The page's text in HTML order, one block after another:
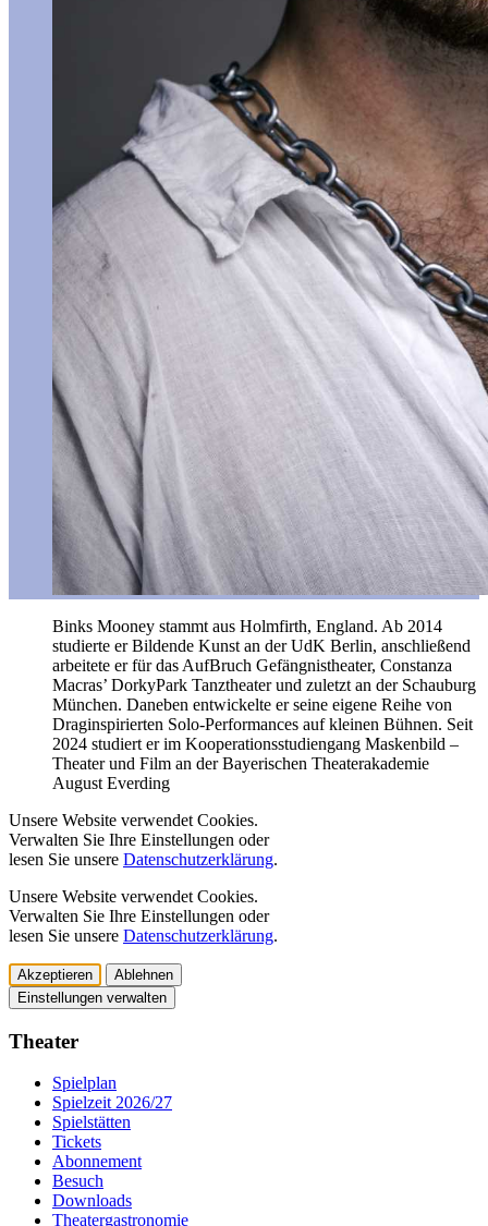
Binks Mooney stammt aus Holmfirth, England. Ab 2014
studierte er Bildende Kunst an der UdK Berlin, anschließend
arbeitete er für das AufBruch Gefängnistheater, Constanza
Macras’ DorkyPark Tanztheater und zuletzt an der Schauburg
München. Daneben entwickelte er seine eigene Reihe von
Draginspirierten Solo-Performances auf kleinen Bühnen. Seit
2024 studiert er im Kooperationsstudiengang Maskenbild –
Theater und Film an der Bayerischen Theaterakademie
August Everding
Unsere Website verwendet Cookies.
Verwalten Sie Ihre Einstellungen oder
lesen Sie unsere Datenschutzerklärung.
Unsere Website verwendet Cookies.
Verwalten Sie Ihre Einstellungen oder
lesen Sie unsere Datenschutzerklärung.
Akzeptieren
Ablehnen
Einstellungen verwalten
Theater
Spielplan
Spielzeit 2026/27
Spielstätten
Tickets
Abonnement
Besuch
Downloads
Theatergastronomie